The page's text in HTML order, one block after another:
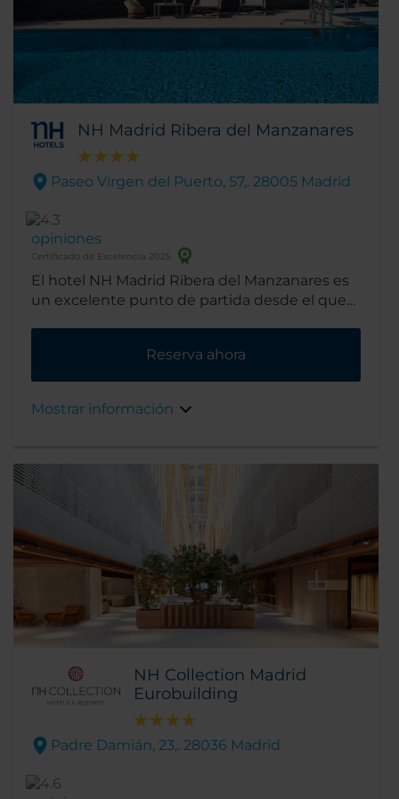
NH Madrid Ribera del Manzanares
Paseo Virgen del Puerto, 57,. 28005 Madrid
opiniones
Certificado de Excelencia 2025
El hotel NH Madrid Ribera del Manzanares es
un excelente punto de partida desde el que
También se encuentran próximos el Palacio
Real y la Catedral de la Almudena.
Reserva ahora
Mostrar información
NH Collection Madrid
Eurobuilding
Padre Damián, 23,. 28036 Madrid